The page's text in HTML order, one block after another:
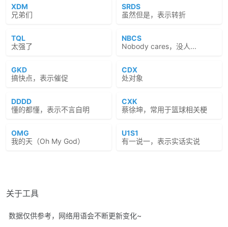
XDM
兄弟们
SRDS
虽然但是，表示转折
TQL
太强了
NBCS
Nobody cares，没人...
GKD
搞快点，表示催促
CDX
处对象
DDDD
懂的都懂，表示不言自明
CXK
蔡徐坤，常用于篮球相关梗
OMG
我的天（Oh My God）
U1S1
有一说一，表示实话实说
关于工具
数据仅供参考，网络用语会不断更新变化~